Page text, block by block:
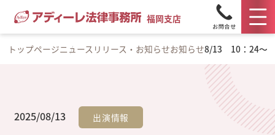
福岡支店
トップページニュースリリース・お知らせお知らせ8/13 10：24～
2025/08/13 出演情報